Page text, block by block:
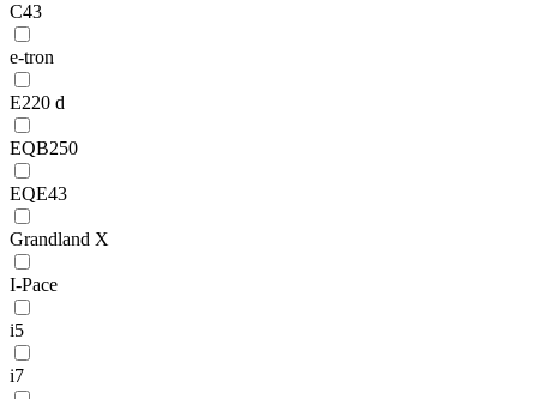
C43
e-tron
E220 d
EQB250
EQE43
Grandland X
I-Pace
i5
i7